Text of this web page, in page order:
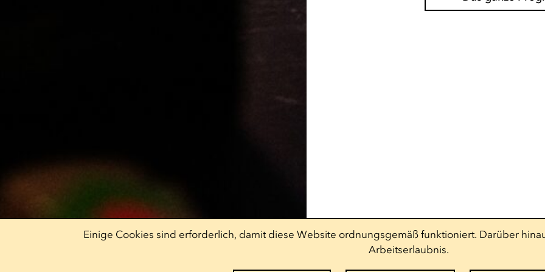
Einige Cookies sind erforderlich, damit diese Website ordnungsgemäß funktioniert. Darüber
Arbeitserlaubnis.